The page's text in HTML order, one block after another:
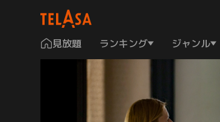
見放題 ランキング ジャンル